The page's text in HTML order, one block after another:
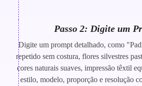
Passo 2: Digite um
Digite um prompt detalhado, como
repetido sem costura, flores silvestres
cores naturais suaves, impressão têxtil
estilo, modelo, proporção e resolução